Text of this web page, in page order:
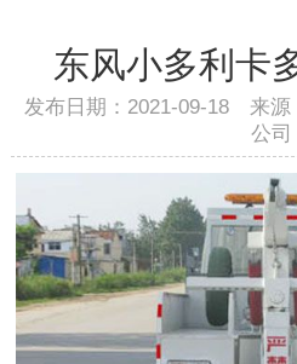
东风小多利卡
发布日期：2021-09-18 来源
公司